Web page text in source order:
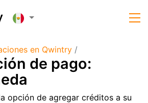
en Qwintry /
de pago:
opción de agregar créditos a su